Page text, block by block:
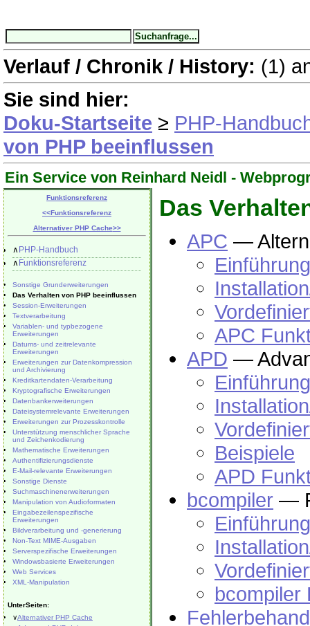
Verlauf / Chronik / History: (1)
Sie sind hier:
Doku-Startseite ≥ PHP-
von PHP beeinflussen
Ein Service von Reinhard Neidl -
Funktionsreferenz
<<Funktionsreferenz
Alternativer PHP Cache>>
∧ PHP-Handbuch
∧ Funktionsreferenz
Sonstige Grunderweiterungen
Das Verhalten von PHP beeinflussen
Session-Erweiterungen
Textverarbeitung
Variablen- und typbezogene
Erweiterungen
Datums- und zeitrelevante
Erweiterungen
Erweiterungen zur Datenkompression
und Archivierung
Kreditkartendaten-Verarbeitung
Kryptografische Erweiterungen
Datenbankerweiterungen
Dateisystemrelevante Erweiterungen
Erweiterungen zur Prozesskontrolle
Unterstützung menschlicher Sprache
und Zeichenkodierung
Mathematische Erweiterungen
Authentifizierungsdienste
E-Mail-relevante Erweiterungen
Sonstige Dienste
Suchmaschinenerweiterungen
Manipulation von Audioformaten
Eingabezeilenspezifische
Erweiterungen
Bildverarbeitung und -generierung
Non-Text MIME-Ausgaben
Serverspezifische Erweiterungen
Windowsbasierte Erweiterungen
Web Services
XML-Manipulation
UnterSeiten:
∨Alternativer PHP Cache
Das
APC —
Einführung
APC
APD —
Einführung
Beispiele
APD
bcompiler —
Einführung
bcompiler